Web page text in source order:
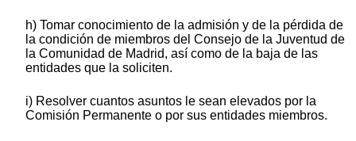
h) Tomar conocimiento de la admisión y de la pérdida de
la condición de miembros del Consejo de la Juventud de
la Comunidad de Madrid, así como de la baja de las
entidades que la soliciten.
i) Resolver cuantos asuntos le sean elevados por la
Comisión Permanente o por sus entidades miembros.